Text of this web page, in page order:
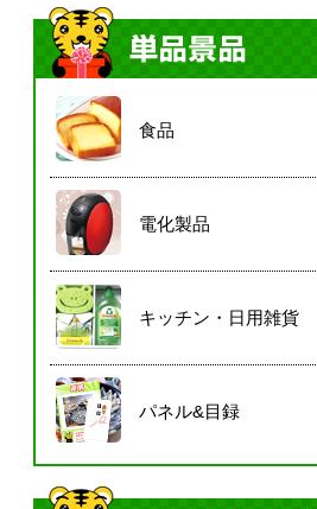
食品
電化製品
キッチン・日用雑貨
パネル&目録